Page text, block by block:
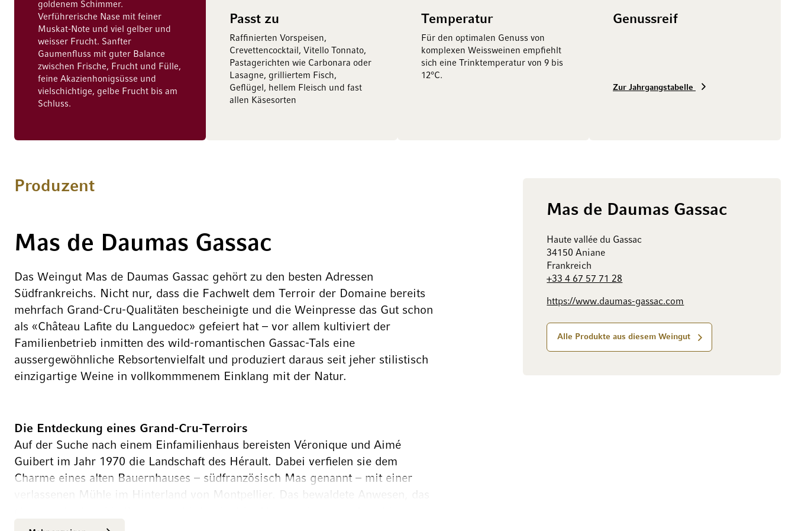
goldenem Schimmer.
Verführerische Nase mit feiner
Muskat-Note und viel gelber und
weisser Frucht. Sanfter
Gaumenfluss mit guter Balance
zwischen Frische, Frucht und Fülle,
feine Akazienhonigsüsse und
vielschichtige, gelbe Frucht bis am
Schluss.
Passt zu
Raffinierten Vorspeisen,
Crevettencocktail, Vitello Tonnato,
Pastagerichten wie Carbonara oder
Lasagne, grilliertem Fisch,
Geflügel, hellem Fleisch und fast
allen Käsesorten
Temperatur
Für den optimalen Genuss von
komplexen Weissweinen empfiehlt
sich eine Trinktemperatur von 9 bis
12°C.
Genussreif
Zur Jahrgangstabelle
Mas de Daumas Gassac
Haute vallée du Gassac
34150 Aniane
Frankreich
+33 4 67 57 71 28
https://www.daumas-gassac.com
Alle Produkte aus diesem Weingut
Produzent
Mas de Daumas Gassac
Das Weingut Mas de Daumas Gassac gehört zu den besten Adressen
Südfrankreichs. Nicht nur, dass die Fachwelt dem Terroir der Domaine bereits
mehrfach Grand-Cru-Qualitäten bescheinigte und die Weinpresse das Gut schon
als «Château Lafite du Languedoc» gefeiert hat – vor allem kultiviert der
Familienbetrieb inmitten des wild-romantischen Gassac-Tals eine
aussergewöhnliche Rebsortenvielfalt und produziert daraus seit jeher stilistisch
einzigartige Weine in vollkommmenem Einklang mit der Natur.
Die Entdeckung eines Grand-Cru-Terroirs
Auf der Suche nach einem Einfamilienhaus bereisten Véronique und Aimé
Guibert im Jahr 1970 die Landschaft des Hérault. Dabei verfielen sie dem
Charme eines alten Bauernhauses – südfranzösisch Mas genannt – mit einer
verlassenen Mühle im Hinterland von Montpellier. Das bewaldete Anwesen, das
Tals, durch das der Fluss Gassac fliesst – so entstand Name Mas de Daumas